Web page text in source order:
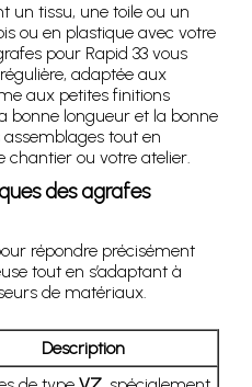
un tissu, une toile ou un
ou en plastique avec votre
pour Rapid 33 vous
adaptée aux
aux petites finitions
bonne longueur et la bonne
tout en
ou votre atelier.
des agrafes
répondre précisément
tout en s’adaptant à
de matériaux.
Description